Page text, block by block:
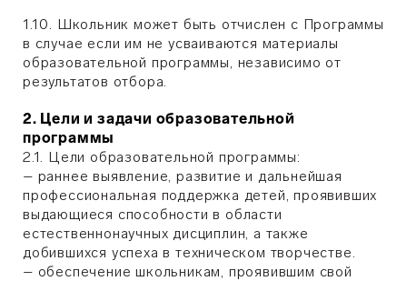
1.10. Школьник может быть отчислен с Программы
в случае если им не усваиваются материалы
образовательной программы, независимо от
результатов отбора.
2. Цели и задачи образовательной
программы
2.1. Цели образовательной программы:
– раннее выявление, развитие и дальнейшая
профессиональная поддержка детей, проявивших
выдающиеся способности в области
естественнонаучных дисциплин, а также
добившихся успеха в техническом творчестве.
– обеспечение школьникам, проявившим свой